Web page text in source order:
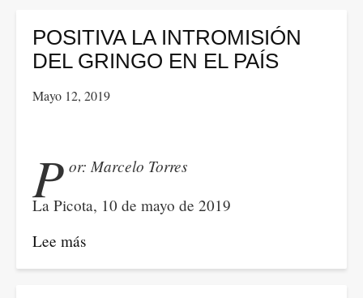
un
tema
lo
que
haga
crisis”
POSITIVA LA INTROMISIÓN
DEL GRINGO EN EL PAÍS
Mayo 12, 2019
P or: Marcelo Torres
La Picota, 10 de mayo de 2019
Lee más
POSITIVA